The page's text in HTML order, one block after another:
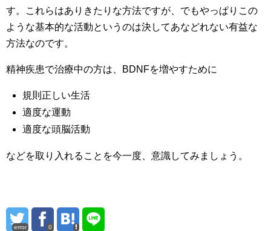
す。これらはありきたりな方法ですが、でもやっぱりこの
ような基本的な活動というのは決してあなどれない有益な
方法なのです。
精神疾患で治療中の方は、BDNFを増やすために
規則正しい生活
適度な運動
適度な頭脳活動
などを取り入れることを今一度、意識してみましょう。
error 0